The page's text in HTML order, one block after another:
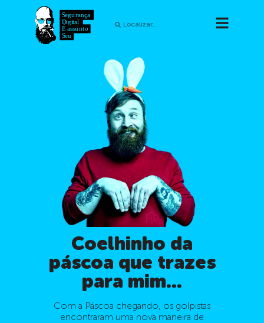
Coelhinho da
páscoa que trazes
para mim...
Com a Páscoa chegando, os golpistas
encontraram uma nova maneira de